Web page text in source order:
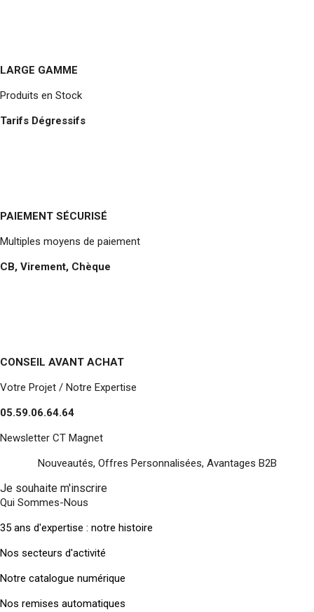
LARGE GAMME
Produits en Stock
Tarifs Dégressifs
PAIEMENT SÉCURISÉ
Multiples moyens de paiement
CB, Virement, Chèque
CONSEIL AVANT ACHAT
Votre Projet / Notre Expertise
05.59.06.64.64
Newsletter CT Magnet
Nouveautés, Offres Personnalisées, Avantages B2B
Je souhaite m'inscrire
Qui Sommes-Nous
35 ans d'expertise : notre histoire
Nos secteurs d'activité
Notre catalogue numérique
Nos remises automatiques